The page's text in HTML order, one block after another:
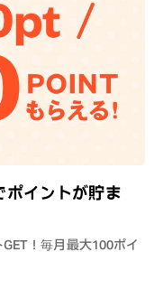
ポイントが貯ま
！毎月最大100ポイ